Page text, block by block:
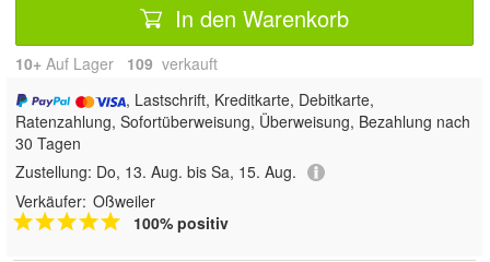
In den Warenkorb
10+ Auf Lager 109 verkauft
, Lastschrift, Kreditkarte, Debitkarte,
Ratenzahlung, Sofortüberweisung, Überweisung, Bezahlung nach
30 Tagen
Zustellung: Do, 13. Aug. bis Sa, 15. Aug.
Verkäufer: Oßweiler
100% positiv